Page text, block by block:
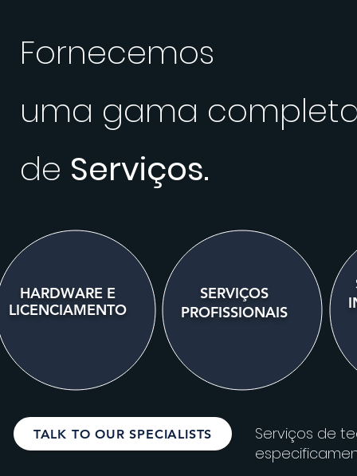
Fornecemos
uma gama
de Serviços.
HARDWARE E
LICENCIAMENTO
SERVIÇOS
PROFISSIONAIS
TALK TO OUR SPECIALISTS
Serviços de